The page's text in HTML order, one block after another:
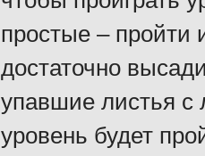
простые – пройти
достаточно
упавшие листья с
уровень будет